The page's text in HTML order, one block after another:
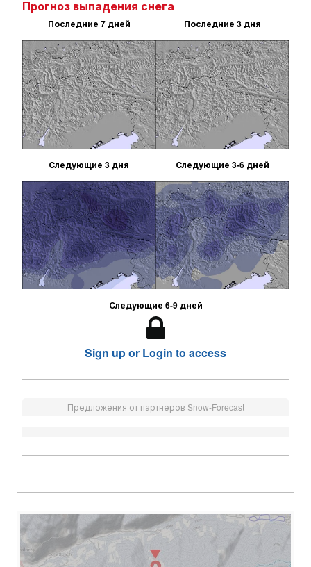
Прогноз выпадения снега
Последние 7 дней Последние 3 дня
Следующие 3 дня Следующие 3-6 дней
Следующие 6-9 дней
Sign up or Login to access
Предложения от партнеров Snow-Forecast